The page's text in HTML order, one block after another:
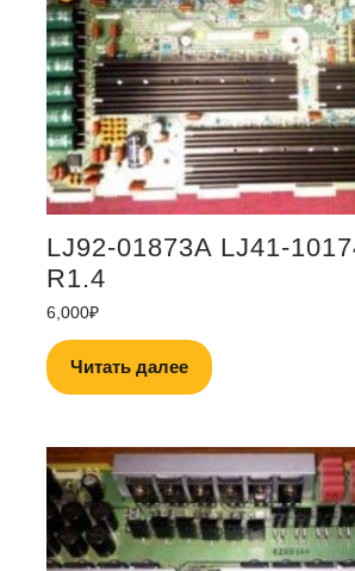
LJ92-01873A LJ41-
R1.4
6,000₽
Читать далее